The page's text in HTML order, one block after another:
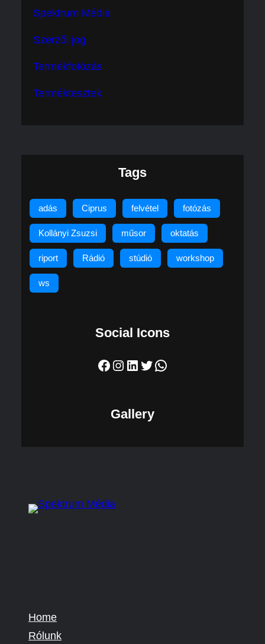
Spektrum Média
Szerzői jog
Termékfotózás
Terméktesztek
Tags
adás Ciprus felvétel fotózás
Kollányi Zsuzsi műsor oktatás
riport Rádió stúdió workshop
ws
Social Icons
Facebook Instagram LinkedIn Twitter WhatsApp
Gallery
Home
Rólunk